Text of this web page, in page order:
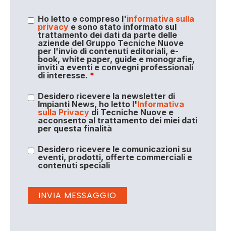
Ho letto e compreso l'informativa sulla
privacye sono stato informato sul
trattamento dei dati da parte delle
aziende del Gruppo Tecniche Nuove
per l'invio di contenuti editoriali, e-
book, white paper, guide e monografie,
inviti a eventi e convegni professionali
di interesse. *
Desidero ricevere la newsletter di
Impianti News, ho letto l'Informativa
sulla Privacydi Tecniche Nuove e
acconsento al trattamento dei miei dati
per questa finalità
Desidero ricevere le comunicazioni su
eventi, prodotti, offerte commerciali e
contenuti speciali